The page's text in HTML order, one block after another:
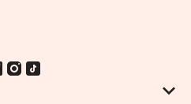
keyboard_arrow_down